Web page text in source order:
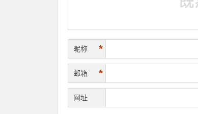
昵称 *
邮箱 *
网址